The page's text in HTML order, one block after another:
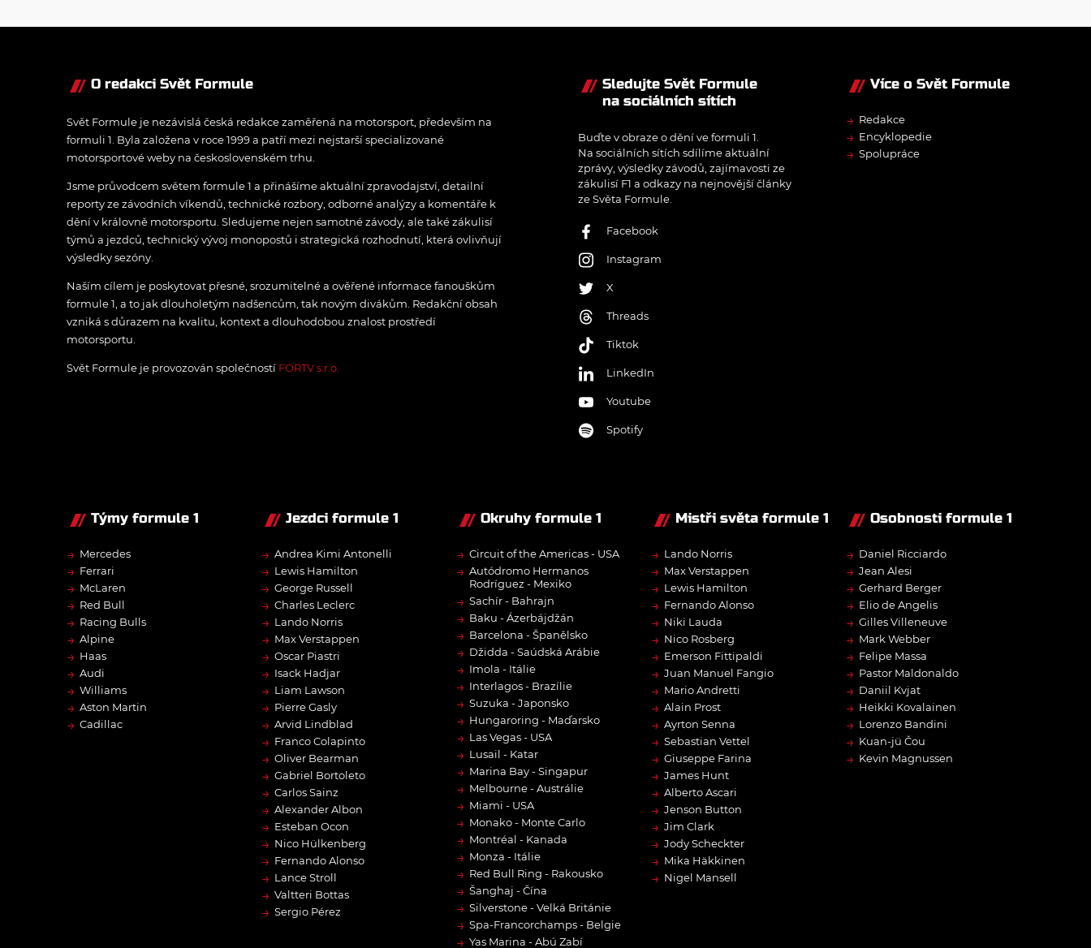
O redakci Svět Formule
Svět Formule je nezávislá česká redakce zaměřená na motorsport, především na
formuli 1. Byla založena v roce 1999 a patří mezi nejstarší specializované
motorsportové weby na československém trhu.
Jsme průvodcem světem formule 1 a přinášíme aktuální zpravodajství, detailní
reporty ze závodních víkendů, technické rozbory, odborné analýzy a komentáře k
dění v královně motorsportu. Sledujeme nejen samotné závody, ale také zákulisí
týmů a jezdců, technický vývoj monopostů i strategická rozhodnutí, která ovlivňují
výsledky sezóny.
Naším cílem je poskytovat přesné, srozumitelné a ověřené informace fanouškům
formule 1, a to jak dlouholetým nadšencům, tak novým divákům. Redakční obsah
vzniká s důrazem na kvalitu, kontext a dlouhodobou znalost prostředí
motorsportu.
Svět Formule je provozován společností FORTV s.r.o.
Sledujte Svět Formule
na sociálních sítích
Buďte v obraze o dění ve formuli 1.
Na sociálních sítích sdílíme aktuální
zprávy, výsledky závodů, zajímavosti ze
zákulisí F1 a odkazy na nejnovější články
ze Světa Formule.
Facebook
Instagram
X
Threads
Tiktok
LinkedIn
Youtube
Spotify
Více o Svět Formule
→ Redakce
→ Encyklopedie
→ Spolupráce
Týmy formule 1
→ Mercedes
→ Ferrari
→ McLaren
→ Red Bull
→ Racing Bulls
→ Alpine
→ Haas
→ Audi
→ Williams
→ Aston Martin
→ Cadillac
Jezdci formule 1
→ Andrea Kimi Antonelli
→ Lewis Hamilton
→ George Russell
→ Charles Leclerc
→ Lando Norris
→ Max Verstappen
→ Oscar Piastri
→ Isack Hadjar
→ Liam Lawson
→ Pierre Gasly
→ Arvid Lindblad
→ Franco Colapinto
→ Oliver Bearman
→ Gabriel Bortoleto
→ Carlos Sainz
→ Alexander Albon
→ Esteban Ocon
→ Nico Hülkenberg
→ Fernando Alonso
→ Lance Stroll
→ Valtteri Bottas
→ Sergio Pérez
Okruhy formule 1
→ Circuit of the Americas - USA
→ Autódromo Hermanos
Rodríguez - Mexiko
→ Sachír - Bahrajn
→ Baku - Ázerbájdžán
→ Barcelona - Španělsko
→ Džidda - Saúdská Arábie
→ Imola - Itálie
→ Interlagos - Brazílie
→ Suzuka - Japonsko
→ Hungaroring - Maďarsko
→ Las Vegas - USA
→ Lusail - Katar
→ Marina Bay - Singapur
→ Melbourne - Austrálie
→ Miami - USA
→ Monako - Monte Carlo
→ Montréal - Kanada
→ Monza - Itálie
→ Red Bull Ring - Rakousko
→ Šanghaj - Čína
→ Silverstone - Velká Británie
→ Spa-Francorchamps - Belgie
→ Yas Marina - Abú Zabí
Mistři světa formule 1
→ Lando Norris
→ Max Verstappen
→ Lewis Hamilton
→ Fernando Alonso
→ Niki Lauda
→ Nico Rosberg
→ Emerson Fittipaldi
→ Juan Manuel Fangio
→ Mario Andretti
→ Alain Prost
→ Ayrton Senna
→ Sebastian Vettel
→ Giuseppe Farina
→ James Hunt
→ Alberto Ascari
→ Jenson Button
→ Jim Clark
→ Jody Scheckter
→ Mika Häkkinen
→ Nigel Mansell
Osobnosti formule 1
→ Daniel Ricciardo
→ Jean Alesi
→ Gerhard Berger
→ Elio de Angelis
→ Gilles Villeneuve
→ Mark Webber
→ Felipe Massa
→ Pastor Maldonaldo
→ Daniil Kvjat
→ Heikki Kovalainen
→ Lorenzo Bandini
→ Kuan-jü Čou
→ Kevin Magnussen